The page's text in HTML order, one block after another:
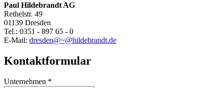
Paul Hildebrandt AG
Rethelstr. 49
01139 Dresden
Tel.: 0351 - 897 65 - 0
E-Mail: dresden@~@hildebrandt.de
Kontaktformular
Unternehmen *